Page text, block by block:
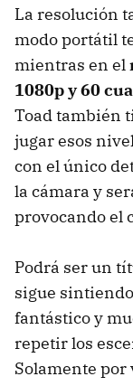
La resolución
modo portátil
mientras en el
1080p y 60
Toad también
jugar esos
con el único
la cámara y
provocando el
Podrá ser un
sigue
fantástico y
repetir los
Solamente por